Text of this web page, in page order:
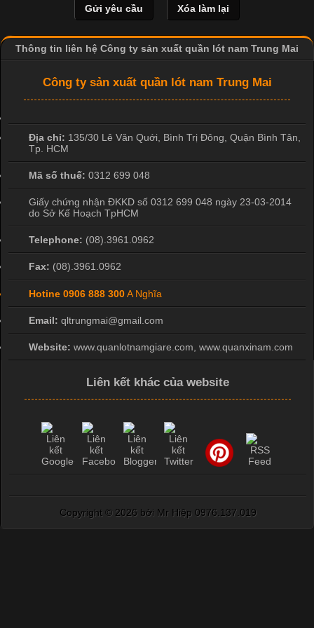
Vì Sao Cơ Sở Sản Xuất Quần Lót Nam Ưa Chuộng Vải
Cotton?
Vải cotton là một trong những chất liệu được sử dụng rộng rãi
nhất trong ngành dệt may nhờ đặc tính mềm mại, thoáng mát
và thấm hút mồ hôi tốt. Đây cũng là loại vải được nhiều công ty
sản xuất quần lót nam lựa chọn để tạo ra các sản phẩm chất
lượng, phù hợp với nhu cầu sử dụng
giá rẻ vải Cotton 4 chiều
Thông tin liên hệ Công ty sản xuất quần lót nam Trung Mai
Công ty sản xuất quần lót nam Trung Mai
Địa chỉ: 135/30 Lê Văn Quới, Bình Trị Đông Quận Bình Tân
Tp. HCM
Mã số thuế: 0312 699 048
Giấy chứng nhận ĐKKD số 0312 699 048 ngày 23-03-2014
do Sở Kế Hoạch TpHCM
Telephone: (08).3961.0962
Fax: (08).3961.0962
Hotine 0906 888 300A Nghĩa
Email: qltrungmai@gmail.com
Website: www.quanlotnamgiare.com, www.quanxinam.com
Liên kết khác của website
Copyright © 2026 bởi Mr Hiệp 0976.137.019